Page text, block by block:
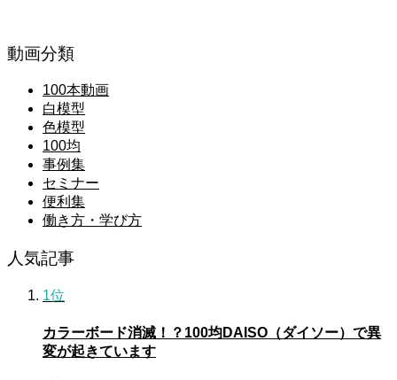
動画分類
100本動画
白模型
色模型
100均
事例集
セミナー
便利集
働き方・学び方
人気記事
1位
カラーボード消滅！？100均DAISO（ダイソー）で異
変が起きています